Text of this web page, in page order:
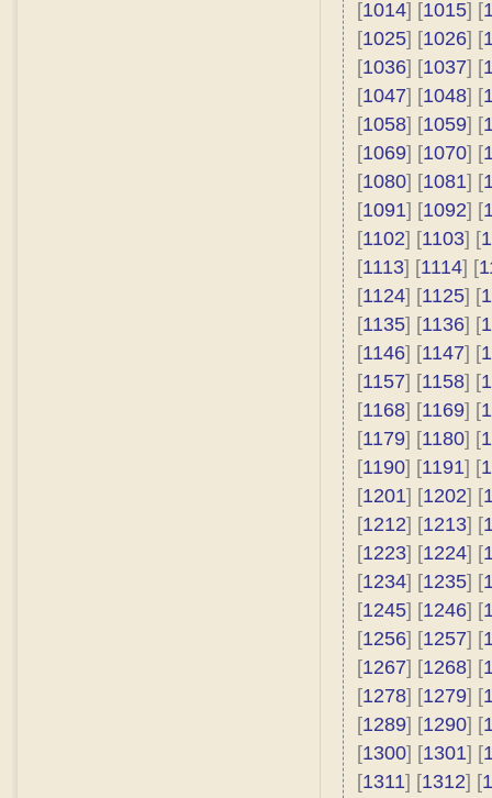
[1014] [1015] [
[1025] [1026] [
[1036] [1037] [
[1047] [1048] [
[1058] [1059] [
[1069] [1070] [
[1080] [1081] [
[1091] [1092] [
[1102] [1103] [
[1113] [1114] [
[1124] [1125] [
[1135] [1136] [
[1146] [1147] [
[1157] [1158] [
[1168] [1169] [
[1179] [1180] [
[1190] [1191] [
[1201] [1202] [
[1212] [1213] [
[1223] [1224] [
[1234] [1235] [
[1245] [1246] [
[1256] [1257] [
[1267] [1268] [
[1278] [1279] [
[1289] [1290] [
[1300] [1301] [
[1311] [1312] [